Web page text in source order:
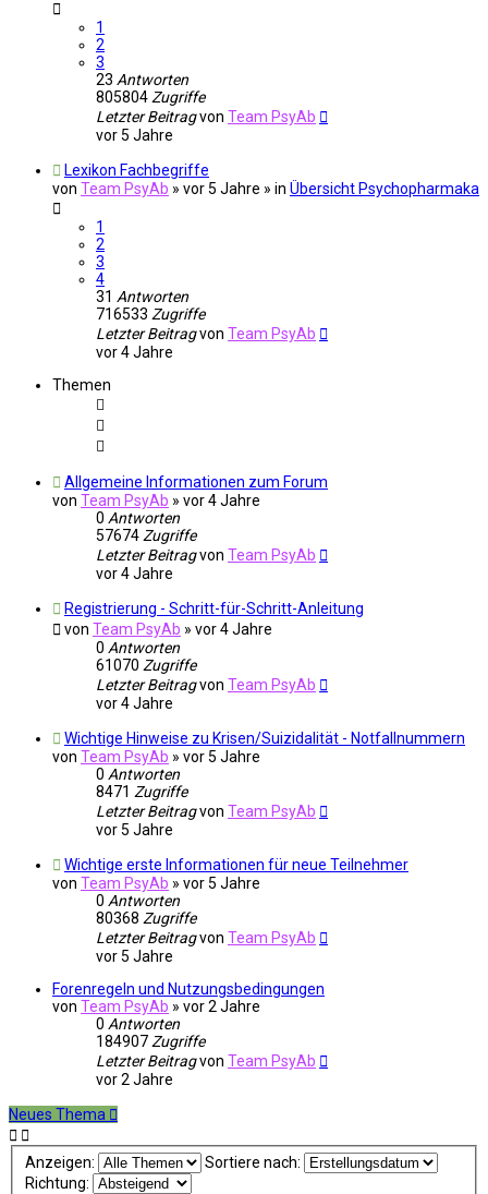
1
2
3
23 Antworten
805804 Zugriffe
Letzter Beitragvon Team PsyAb
vor 5 Jahre
Lexikon Fachbegriffe
von Team PsyAb » vor 5 Jahre » in Übersicht Psychopharmaka
1
2
3
4
31 Antworten
716533 Zugriffe
Letzter Beitragvon Team PsyAb
vor 4 Jahre
Themen
Allgemeine Informationen zum Forum
von Team PsyAb » vor 4 Jahre
0 Antworten
57674 Zugriffe
Letzter Beitragvon Team PsyAb
vor 4 Jahre
Registrierung - Schritt-für-Schritt-Anleitung
von Team PsyAb » vor 4 Jahre
0 Antworten
61070 Zugriffe
Letzter Beitragvon Team PsyAb
vor 4 Jahre
Wichtige Hinweise zu Krisen/Suizidalität - Notfallnummern
von Team PsyAb » vor 5 Jahre
0 Antworten
8471 Zugriffe
Letzter Beitragvon Team PsyAb
vor 5 Jahre
Wichtige erste Informationen für neue Teilnehmer
von Team PsyAb » vor 5 Jahre
0 Antworten
80368 Zugriffe
Letzter Beitragvon Team PsyAb
vor 5 Jahre
Forenregeln und Nutzungsbedingungen
von Team PsyAb » vor 2 Jahre
0 Antworten
184907 Zugriffe
Letzter Beitragvon Team PsyAb
vor 2 Jahre
Neues Thema
Anzeigen:
Sortiere nach:
Richtung: